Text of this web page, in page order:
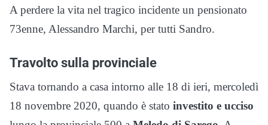
A perdere la vita nel tragico incidente un pensionato
73enne, Alessandro Marchi, per tutti Sandro.
Travolto sulla provinciale
Stava tornando a casa intorno alle 18 di ieri, mercoledì
18 novembre 2020, quando è stato investito e ucciso